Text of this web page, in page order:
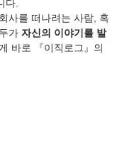
다.
사를 떠나려는 사람, 혹
가 자신의 이야기를 발
게 바로 『이직로그』의